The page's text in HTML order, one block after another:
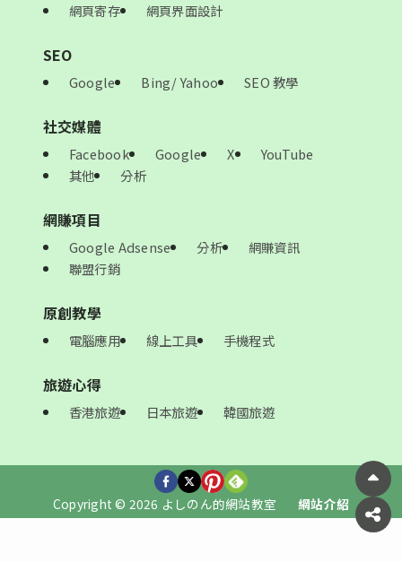
網頁寄存
網頁界面設計
SEO
Google Bing/ Yahoo SEO 教學
社交媒體
Facebook Google X
YouTube
其他
分析
網賺項目
Google Adsense 分析
網賺資訊
聯盟行銷
原創教學
電腦應用 線上工具 手機程式
旅遊心得
香港旅遊 日本旅遊 韓國旅遊
Copyright © 2026 よしのん的網站教室 網站介紹